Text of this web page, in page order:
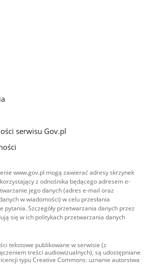
serwisu Gov.pl
www.gov.pl mogą zawierać adresy skrzynek
z odnośnika będącego adresem e-
jego danych (adres e-mail oraz
w wiadomości) w celu przesłania
pytania. Szczegóły przetwarzania danych przez
się w ich politykach przetwarzania danych
tekstowe publikowane w serwisie (z
treści audiowizualnych), są udostępniane
typu Creative Commons: uznanie autorstwa